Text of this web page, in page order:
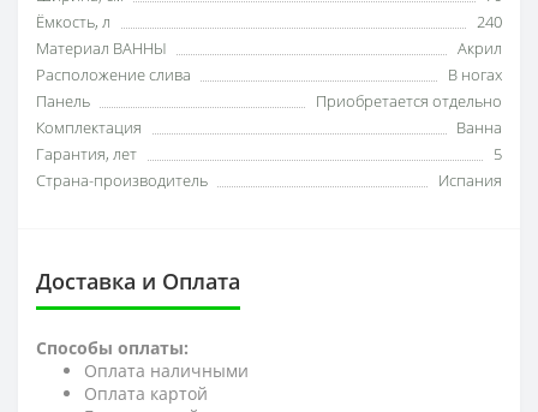
Ёмкость, л
240
Материал ВАННЫ
Акрил
Расположение слива
В ногах
Панель
Приобретается отдельно
Комплектация
Ванна
Гарантия, лет
5
Страна-производитель
Испания
Доставка и Оплата
Способы оплаты:
Оплата наличными
Оплата картой